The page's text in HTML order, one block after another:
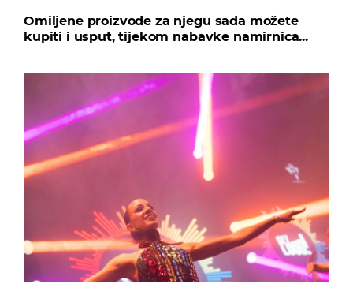
Omiljene proizvode za njegu sada možete
kupiti i usput, tijekom nabavke namirnica...